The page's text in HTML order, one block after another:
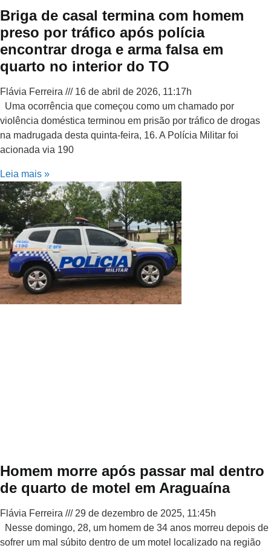
Briga de casal termina com homem
preso por tráfico após polícia
encontrar droga e arma falsa em
quarto no interior do TO
Flávia Ferreira
16 de abril de 2026, 11:17h
Uma ocorrência que começou como um chamado por
violência doméstica terminou em prisão por tráfico de drogas
na madrugada desta quinta-feira, 16. A Polícia Militar foi
acionada via 190
Leia mais »
Homem morre após passar mal dentro
de quarto de motel em Araguaína
Flávia Ferreira
29 de dezembro de 2025, 11:45h
Nesse domingo, 28, um homem de 34 anos morreu depois de
sofrer um mal súbito dentro de um motel localizado na região